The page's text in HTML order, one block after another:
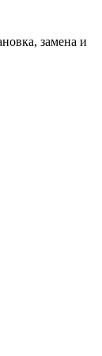
замена и